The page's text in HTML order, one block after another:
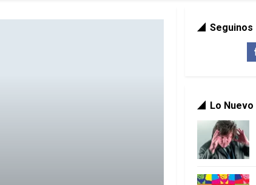
Seguinos
Lo Nuevo